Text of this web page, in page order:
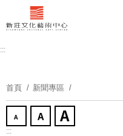
到
要
塊
:::
首頁 新聞專區
:::